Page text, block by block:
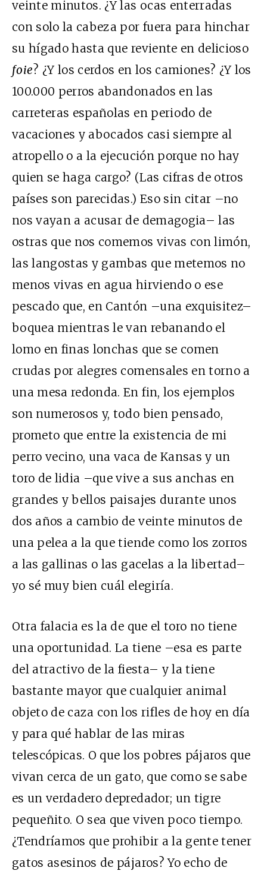
veinte minutos. ¿Y las ocas enterradas
con solo la cabeza por fuera para hinchar
su hígado hasta que reviente en delicioso
foie? ¿Y los cerdos en los camiones? ¿Y los
100.000 perros abandonados en las
carreteras españolas en periodo de
vacaciones y abocados casi siempre al
atropello o a la ejecución porque no hay
quien se haga cargo? (Las cifras de otros
países son parecidas.) Eso sin citar –no
nos vayan a acusar de demagogia– las
ostras que nos comemos vivas con limón,
las langostas y gambas que metemos no
menos vivas en agua hirviendo o ese
pescado que, en Cantón –una exquisitez–
boquea mientras le van rebanando el
lomo en finas lonchas que se comen
crudas por alegres comensales en torno a
una mesa redonda. En fin, los ejemplos
son numerosos y, todo bien pensado,
prometo que entre la existencia de mi
perro vecino, una vaca de Kansas y un
toro de lidia –que vive a sus anchas en
grandes y bellos paisajes durante unos
dos años a cambio de veinte minutos de
una pelea a la que tiende como los zorros
a las gallinas o las gacelas a la libertad–
yo sé muy bien cuál elegiría.
Otra falacia es la de que el toro no tiene
una oportunidad. La tiene –esa es parte
del atractivo de la fiesta– y la tiene
bastante mayor que cualquier animal
objeto de caza con los rifles de hoy en día
y para qué hablar de las miras
telescópicas. O que los pobres pájaros que
vivan cerca de un gato, que como se sabe
es un verdadero depredador; un tigre
pequeñito. O sea que viven poco tiempo.
¿Tendríamos que prohibir a la gente tener
gatos asesinos de pájaros? Yo echo de